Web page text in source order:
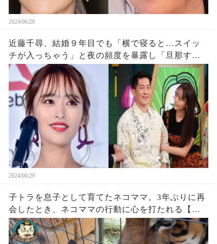
2024/06/29
近藤千尋、結婚９年目でも「横で寝ると…スイッ
チが入っちゃう」と夜の頻度を暴露し「旦那すご
いな」「１ヶ月にww」.
2024/06/29
子トラを息子として育てたネコママ。3年ぶりに再
会したとき、ネコママの行動に心を打たれる【感
動】